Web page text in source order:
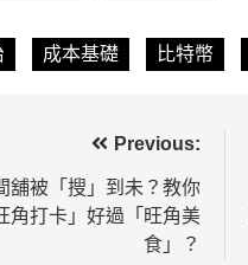
成本基礎 比特幣
Previous:
舖被「搜」到未？教你
角打卡」好過「旺角美
食」？